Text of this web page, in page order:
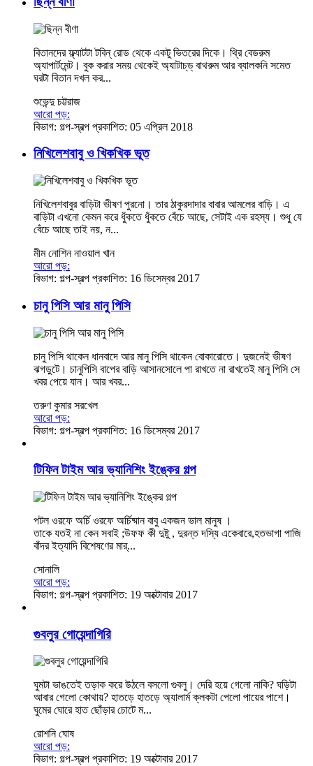
বিতানদের ফ্ল্যাটটা টবিন্‌ রোড থেকে একটু ভিতরের দিকে। থ্রি বেডরুম
অ্যাপার্টমেন্ট। বুক করার সময় থেকেই অ্যাটাচ্‌ড্‌ বাথরুম আর ব্যালকনি সমেত
ঘরটা বিতান দখল কর...
শুভেন্দু চট্টরাজ
আরো পড়:
বিভাগ: গল্প-স্বল্প প্রকাশিত: 05 এপ্রিল 2018
নিখিলেশবাবু ও খিকখিক ভূত
নিখিলেশবাবুর বাড়িটা ভীষণ পুরনো। তার ঠাকুরদাদার বাবার আমলের বাড়ি। এ
বাড়িটা এখনো কেমন করে ধুঁকতে ধুঁকতে বেঁচে আছে, সেটাই এক রহস্য। শুধু যে
বেঁচে আছে তাই নয়, ন...
মীম নোশিন নাওয়াল খান
আরো পড়:
বিভাগ: গল্প-স্বল্প প্রকাশিত: 16 ডিসেম্বর 2017
চানু পিসি আর মানু পিসি
চানু পিসি থাকেন ধানবাদে আর মানু পিসি থাকেন বোকারোতে। দুজনেই ভীষণ
ঝগড়ুটে। চানুপিসি বাপের বাড়ি আসানসোলে পা রাখতে না রাখতেই মানু পিসি সে
খবর পেয়ে যান। আর খবর...
তরুণ কুমার সরখেল
আরো পড়:
বিভাগ: গল্প-স্বল্প প্রকাশিত: 16 ডিসেম্বর 2017
টিফিন টাইম আর ভ্যানিশিং ইঙ্কের গল্প
পটল ওরফে অর্চি ওরফে অর্চিষ্মান বাবু একজন ভাল মানুষ ।
তাকে যতই না কেন সবাই ;উফফ কী দুষ্টু , দুরন্ত দস্যি একেবারে,হতভাগা পাজি
বাঁদর ইত্যাদি বিশেষণের মার্...
সোনালি
আরো পড়:
বিভাগ: গল্প-স্বল্প প্রকাশিত: 19 অক্টোবার 2017
গুবলুর গোয়েন্দাগিরি
ঘুমটা ভাঙতেই তড়াক করে উঠলে বসলো গুবলু। দেরি হয়ে গেলো নাকি? ঘড়িটা
আবার গেলো কোথায়? হাতড়ে হাতড়ে অ্যালার্ম ক্লকটা পেলো পায়ের পাশে।
ঘুমের ঘোরে হাত ছোঁড়ার চোটে ম...
রোশনি ঘোষ
আরো পড়:
বিভাগ: গল্প-স্বল্প প্রকাশিত: 19 অক্টোবার 2017